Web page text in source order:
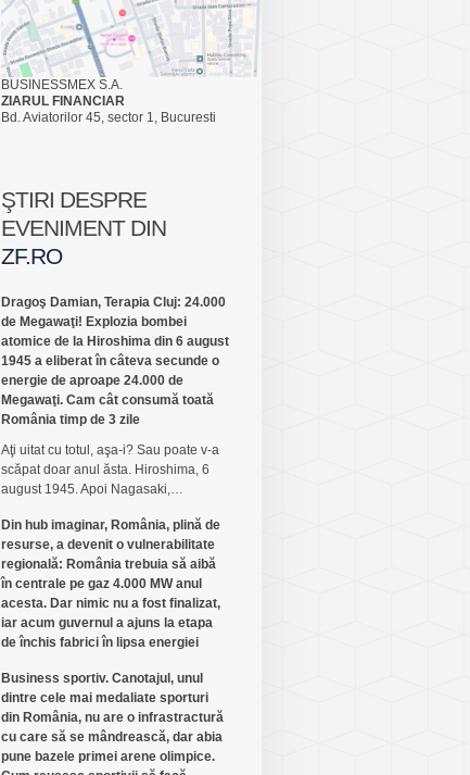
BUSINESSMEX S.A.
ZIARUL FINANCIAR
Bd. Aviatorilor 45, sector 1, Bucuresti
ŞTIRI DESPRE
EVENIMENT DIN
ZF.RO
Dragoş Damian, Terapia Cluj: 24.000
de Megawaţi! Explozia bombei
atomice de la Hiroshima din 6 august
1945 a eliberat în câteva secunde o
energie de aproape 24.000 de
Megawaţi. Cam cât consumă toată
România timp de 3 zile
Aţi uitat cu totul, aşa-i? Sau poate v-a
scăpat doar anul ăsta. Hiroshima, 6
august 1945. Apoi Nagasaki,…
Din hub imaginar, România, plină de
resurse, a devenit o vulnerabilitate
regională: România trebuia să aibă
în centrale pe gaz 4.000 MW anul
acesta. Dar nimic nu a fost finalizat,
iar acum guvernul a ajuns la etapa
de închis fabrici în lipsa energiei
Business sportiv. Canotajul, unul
dintre cele mai medaliate sporturi
din România, nu are o infrastractură
cu care să se mândrească, dar abia
pune bazele primei arene olimpice.